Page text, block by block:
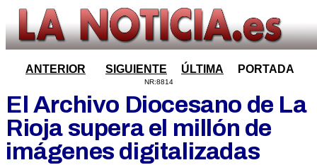
ANTERIOR SIGUIENTE ÚLTIMA PORTADA
NR:8814
El Archivo Diocesano de La
Rioja supera el millón de
imágenes digitalizadas